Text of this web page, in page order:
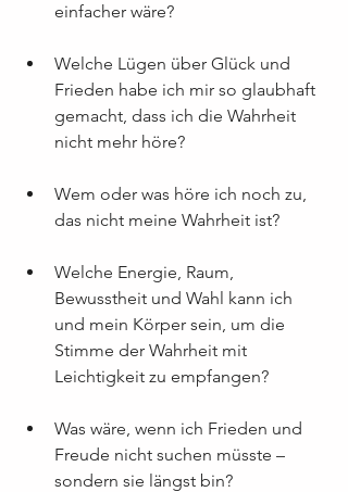
einfacher wäre?
Welche Lügen über Glück und
Frieden habe ich mir so glaubhaft
gemacht, dass ich die Wahrheit
nicht mehr höre?
Wem oder was höre ich noch zu,
das nicht meine Wahrheit ist?
Welche Energie, Raum,
Bewusstheit und Wahl kann ich
und mein Körper sein, um die
Stimme der Wahrheit mit
Leichtigkeit zu empfangen?
Was wäre, wenn ich Frieden und
Freude nicht suchen müsste –
sondern sie längst bin?